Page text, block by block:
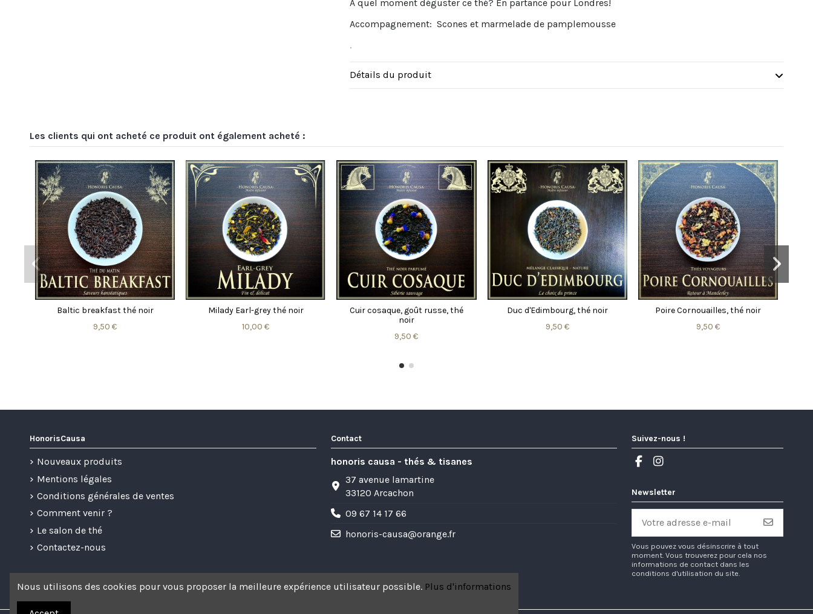
A quel moment déguster ce thé? En partance pour Londres!
Accompagnement: Scones et marmelade de pamplemousse
.
Détails du produit
Les clients qui ont acheté ce produit ont également acheté :
Altesse Earl-grey thé noir
10,00 €
Palais des doges, rooibos
Archiduc, thé bleu oolong
Chamane, infusion
9,50 €
Persépolis, thé noir
9,50 €
HonorisCausa
Nouveaux produits
Mentions légales
Conditions générales de ventes
Comment venir ?
Le salon de thé
Contactez-nous
Contact
honoris causa - thés & tisanes
37 avenue lamartine
33120 Arcachon
09 67 14 17 66
honoris-causa@orange.fr
Suivez-nous !
Newsletter
Vous pouvez vous désinscrire à tout
moment. Vous trouverez pour cela nos
informations de contact dans les
conditions d'utilisation du site.
Nous utilisons des cookies pour vous proposer la meilleure expérience utilisateur possible. Plus d'informations